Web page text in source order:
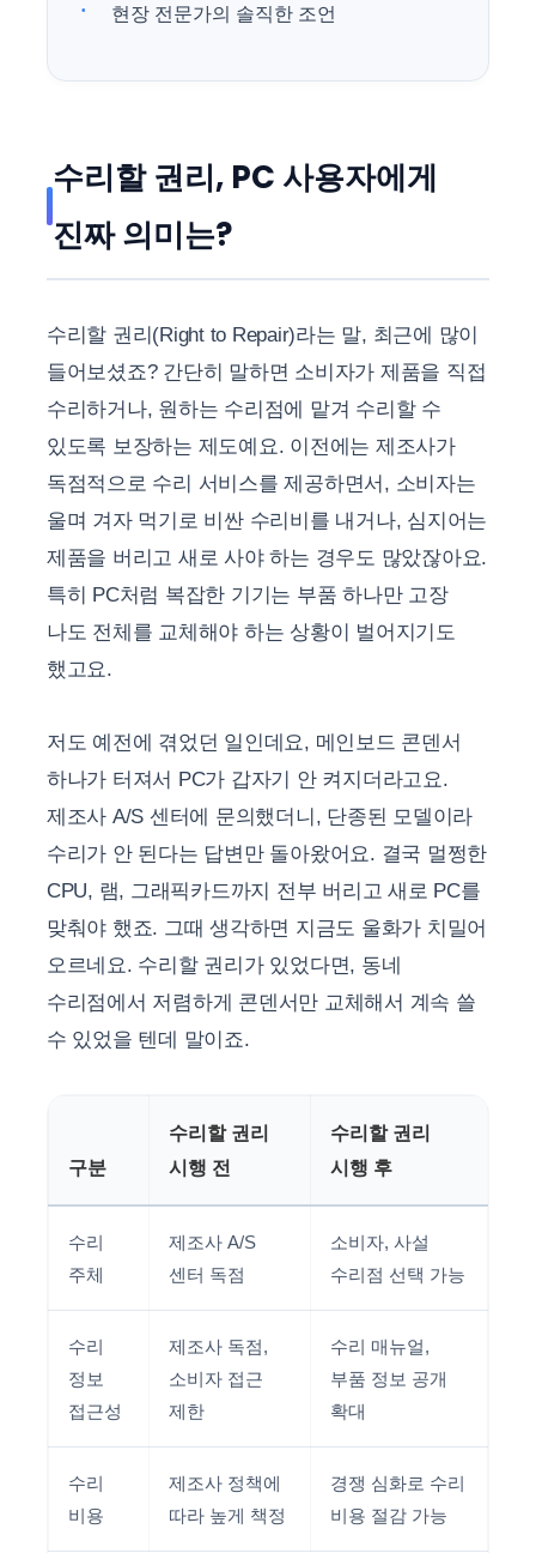
현장 전문가의 솔직한 조언
수리할 권리, PC 사용자에게
진짜 의미는?
수리할 권리(Right to Repair)라는 말, 최근에 많이
들어보셨죠? 간단히 말하면 소비자가 제품을 직접
수리하거나, 원하는 수리점에 맡겨 수리할 수
있도록 보장하는 제도예요. 이전에는 제조사가
독점적으로 수리 서비스를 제공하면서, 소비자는
울며 겨자 먹기로 비싼 수리비를 내거나, 심지어는
제품을 버리고 새로 사야 하는 경우도 많았잖아요.
특히 PC처럼 복잡한 기기는 부품 하나만 고장
나도 전체를 교체해야 하는 상황이 벌어지기도
했고요.
저도 예전에 겪었던 일인데요, 메인보드 콘덴서
하나가 터져서 PC가 갑자기 안 켜지더라고요.
제조사 A/S 센터에 문의했더니, 단종된 모델이라
수리가 안 된다는 답변만 돌아왔어요. 결국 멀쩡한
CPU, 램, 그래픽카드까지 전부 버리고 새로 PC를
맞춰야 했죠. 그때 생각하면 지금도 울화가 치밀어
오르네요. 수리할 권리가 있었다면, 동네
수리점에서 저렴하게 콘덴서만 교체해서 계속 쓸
수 있었을 텐데 말이죠.
구분
수리할 권리
시행 전
수리할 권리
시행 후
수리
주체
제조사 A/S
센터 독점
소비자, 사설
수리점 선택 가능
수리
정보
접근성
제조사 독점,
소비자 접근
제한
수리 매뉴얼,
부품 정보 공개
확대
수리
비용
제조사 정책에
따라 높게 책정
경쟁 심화로 수리
비용 절감 가능